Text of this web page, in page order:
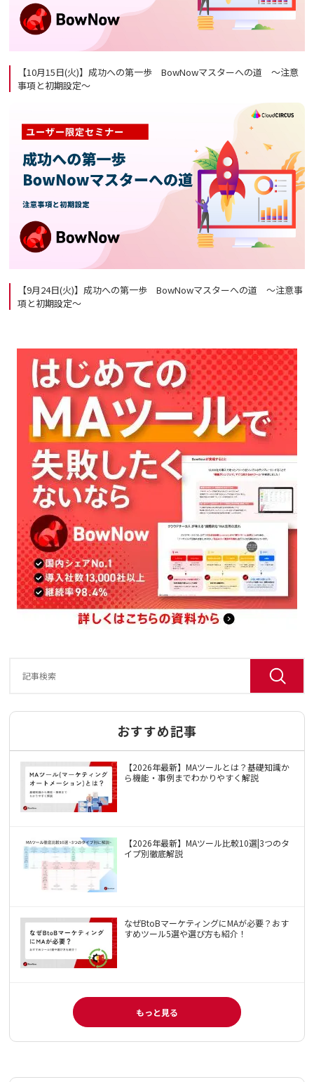
【10月15日(火)】成功への第一歩 BowNowマスターへの道 ～注意
事項と初期設定～
【9月24日(火)】成功への第一歩 BowNowマスターへの道 ～注意事
項と初期設定～
おすすめ記事
【2026年最新】MAツールとは？基礎知識か
ら機能・事例までわかりやすく解説
【2026年最新】MAツール比較10選|3つのタ
イプ別徹底解説
なぜBtoBマーケティングにMAが必要？おす
すめツール5選や選び方も紹介！
もっと見る